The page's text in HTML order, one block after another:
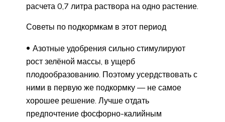
расчета 0,7 литра раствора на одно растение.
Советы по подкормкам в этот период
Азотные удобрения сильно стимулируют
рост зелёной массы, в ущерб
плодообразованию. Поэтому усердствовать с
ними в первую же подкормку — не самое
хорошее решение. Лучше отдать
предпочтение фосфорно-калийным